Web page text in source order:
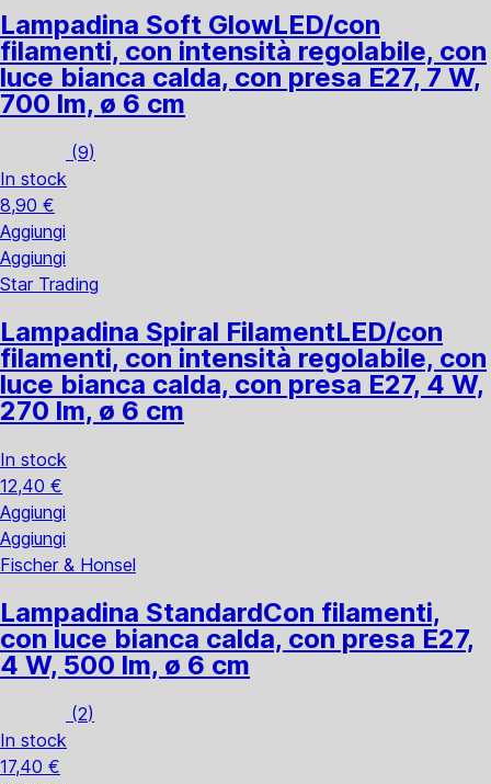
Lampadina Soft GlowLED/con
filamenti, con intensità regolabile, con
luce bianca calda, con presa E27, 7 W,
700 lm, ø 6 cm
(9)
In stock
8,90 €
Aggiungi
Aggiungi
Star Trading
Lampadina Spiral FilamentLED/con
filamenti, con intensità regolabile, con
luce bianca calda, con presa E27, 4 W,
270 lm, ø 6 cm
In stock
12,40 €
Aggiungi
Aggiungi
Fischer & Honsel
Lampadina StandardCon filamenti,
con luce bianca calda, con presa E27,
4 W, 500 lm, ø 6 cm
(2)
In stock
17,40 €